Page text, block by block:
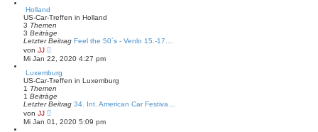
i
t
r
a
Holland
US-Car-Treffen in Holland
3 Themen
3 Beiträge
Letzter Beitrag Feel the 50´s - Venlo 15.-17…
von JJ
e
u
e
s
t
e
r
e
i
Mi Jan 22, 2020 4:27 pm
Luxemburg
US-Car-Treffen in Luxemburg
1 Themen
1 Beiträge
Letzter Beitrag 34. Int. American Car Festiva…
von JJ
e
u
Mi Jan 01, 2020 5:09 pm